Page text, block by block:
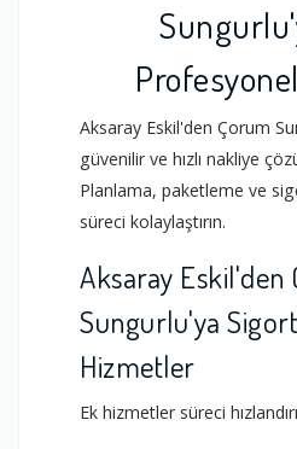
Aksaray Eskil'den Çorum
güvenilir ve hızlı nakliye
Planlama, paketleme ve
süreci kolaylaştırın.
Aksaray Eskil'den
Sungurlu'ya
Hizmetler
Ek hizmetler süreci